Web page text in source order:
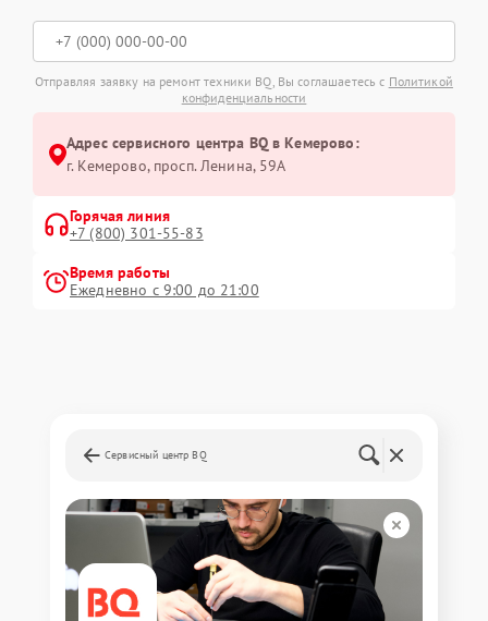
Отправляя заявку на ремонт техники BQ, Вы соглашаетесь с Политикой
конфиденциальности
Адрес сервисного центра BQ в Кемерово:
г. Кемерово, просп. Ленина, 59А
Горячая линия
+7 (800) 301-55-83
Время работы
Ежедневно с 9:00 до 21:00
Сервисный центр BQ